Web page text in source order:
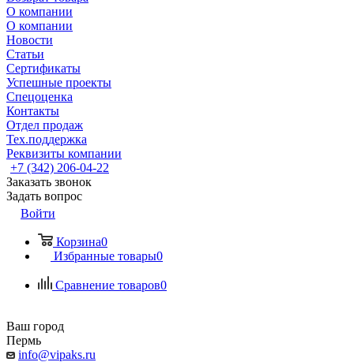
О компании
О компании
Новости
Статьи
Сертификаты
Успешные проекты
Спецоценка
Контакты
Отдел продаж
Тех.поддержка
Реквизиты компании
+7 (342) 206-04-22
Заказать звонок
Задать вопрос
Войти
Корзина0
Избранные товары0
Сравнение товаров0
Ваш город
Пермь
info@vipaks.ru